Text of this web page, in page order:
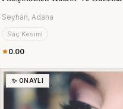
Seyhan, Adana
Saç Kesimi
0.00
✨ ONAYLI